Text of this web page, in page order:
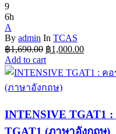
9
6h
A
By admin In TCAS
฿1,690.00 Original
price
was:
฿1,690.00.
฿1,000.00Current
is:
฿
Add to cart
INTENSIVE TGAT1
TGAT1 (ภาษาอังกฤษ)